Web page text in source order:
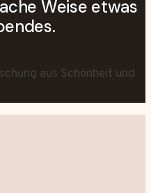
Weise etwas
aus Schönheit und